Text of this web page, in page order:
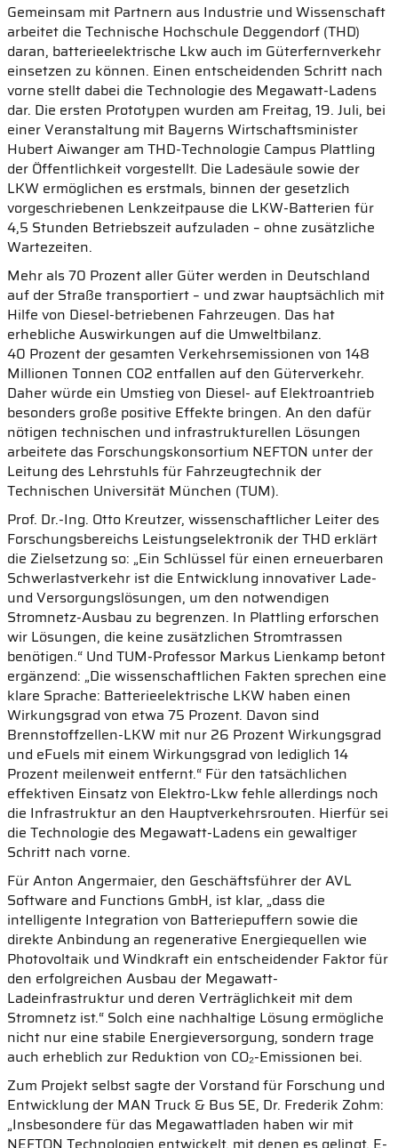
Gemeinsam mit Partnern aus Industrie und Wissenschaft
arbeitet die Technische Hochschule Deggendorf (THD)
daran, batterieelektrische Lkw auch im Güterfernverkehr
einsetzen zu können. Einen entscheidenden Schritt nach
vorne stellt dabei die Technologie des Megawatt-Ladens
dar. Die ersten Prototypen wurden am Freitag, 19. Juli, bei
einer Veranstaltung mit Bayerns Wirtschaftsminister
Hubert Aiwanger am THD-Technologie Campus Plattling
der Öffentlichkeit vorgestellt. Die Ladesäule sowie der
LKW ermöglichen es erstmals, binnen der gesetzlich
vorgeschriebenen Lenkzeitpause die LKW-Batterien für
4,5 Stunden Betriebszeit aufzuladen – ohne zusätzliche
Wartezeiten.
Mehr als 70 Prozent aller Güter werden in Deutschland
auf der Straße transportiert – und zwar hauptsächlich mit
Hilfe von Diesel-betriebenen Fahrzeugen. Das hat
erhebliche Auswirkungen auf die Umweltbilanz.
40 Prozent der gesamten Verkehrsemissionen von 148
Millionen Tonnen CO2 entfallen auf den Güterverkehr.
Daher würde ein Umstieg von Diesel- auf Elektroantrieb
besonders große positive Effekte bringen. An den dafür
nötigen technischen und infrastrukturellen Lösungen
arbeitete das Forschungskonsortium NEFTON unter der
Leitung des Lehrstuhls für Fahrzeugtechnik der
Technischen Universität München (TUM).
Prof. Dr.-Ing. Otto Kreutzer, wissenschaftlicher Leiter des
Forschungsbereichs Leistungselektronik der THD erklärt
die Zielsetzung so: „Ein Schlüssel für einen erneuerbaren
Schwerlastverkehr ist die Entwicklung innovativer Lade-
und Versorgungslösungen, um den notwendigen
Stromnetz-Ausbau zu begrenzen. In Plattling erforschen
wir Lösungen, die keine zusätzlichen Stromtrassen
benötigen.“ Und TUM-Professor Markus Lienkamp betont
ergänzend: „Die wissenschaftlichen Fakten sprechen eine
klare Sprache: Batterieelektrische LKW haben einen
Wirkungsgrad von etwa 75 Prozent. Davon sind
Brennstoffzellen-LKW mit nur 26 Prozent Wirkungsgrad
und eFuels mit einem Wirkungsgrad von lediglich 14
Prozent meilenweit entfernt.“ Für den tatsächlichen
effektiven Einsatz von Elektro-Lkw fehle allerdings noch
die Infrastruktur an den Hauptverkehrsrouten. Hierfür sei
die Technologie des Megawatt-Ladens ein gewaltiger
Schritt nach vorne.
Für Anton Angermaier, den Geschäftsführer der AVL
Software and Functions GmbH, ist klar, „dass die
intelligente Integration von Batteriepuffern sowie die
direkte Anbindung an regenerative Energiequellen wie
Photovoltaik und Windkraft ein entscheidender Faktor für
den erfolgreichen Ausbau der Megawatt-
Ladeinfrastruktur und deren Verträglichkeit mit dem
Stromnetz ist.“ Solch eine nachhaltige Lösung ermögliche
nicht nur eine stabile Energieversorgung, sondern trage
auch erheblich zur Reduktion von CO₂-Emissionen bei.
Zum Projekt selbst sagte der Vorstand für Forschung und
Entwicklung der MAN Truck & Bus SE, Dr. Frederik Zohm:
„Insbesondere für das Megawattladen haben wir mit